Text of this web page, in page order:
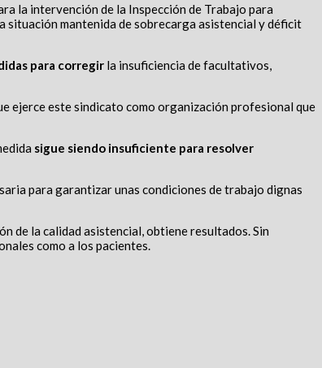
la intervención de la Inspección de Trabajo para
situación mantenida de sobrecarga asistencial y déficit
para corregir la insuficiencia de facultativos,
ejerce este sindicato como organización profesional que
sigue siendo insuficiente para resolver
para garantizar unas condiciones de trabajo dignas
de la calidad asistencial, obtiene resultados. Sin
como a los pacientes.